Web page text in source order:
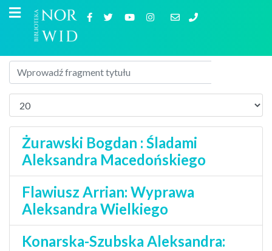
Żurawski Bogdan : Śladami
Aleksandra Macedońskiego
Flawiusz Arrian: Wyprawa
Aleksandra Wielkiego
Konarska-Szubska Aleksandra: